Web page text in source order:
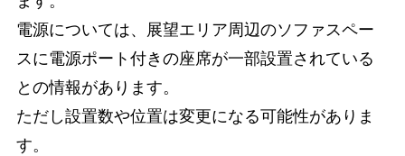
電源については、展望エリア周辺のソファスペー
スに電源ポート付きの座席が一部設置されている
との情報があります。
ただし設置数や位置は変更になる可能性がありま
す。